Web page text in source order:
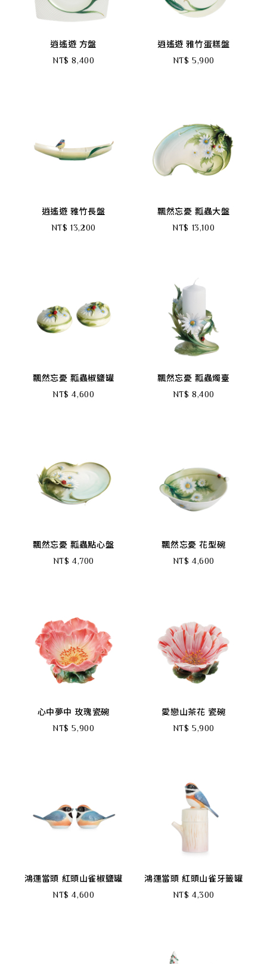
逍遙遊 雅竹長盤
NT$ 13,200
飄然忘憂 瓢蟲大盤
NT$ 13,100
逍遙遊 雅竹蛋糕盤
NT$ 5,900
逍遙遊 方盤
NT$ 8,400
飄然忘憂 瓢蟲點心盤
NT$ 4,700
飄然忘憂 瓢蟲燭臺
NT$ 8,400
飄然忘憂 瓢蟲椒鹽罐
NT$ 4,600
飄然忘憂 花型碗
NT$ 4,600
鴻運當頭 紅頭山雀椒鹽罐
NT$ 4,600
鴻運當頭 紅頭山雀牙籤罐
NT$ 4,300
愛戀山茶花 瓷碗
NT$ 5,900
心中夢中 玫瑰瓷碗
NT$ 5,900